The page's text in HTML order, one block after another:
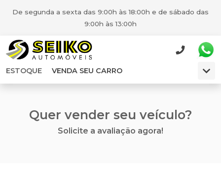
De segunda a sexta das 9:00h às 18:00h e de sábado das
9:00h às 13:00h
ESTOQUE VENDA SEU CARRO
Quer vender seu veículo?
Solicite a avaliação agora!